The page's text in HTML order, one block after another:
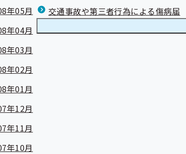
交通事故や第三者行為による傷病届
年05月
年04月
年03月
年02月
年01月
年12月
年11月
年10月